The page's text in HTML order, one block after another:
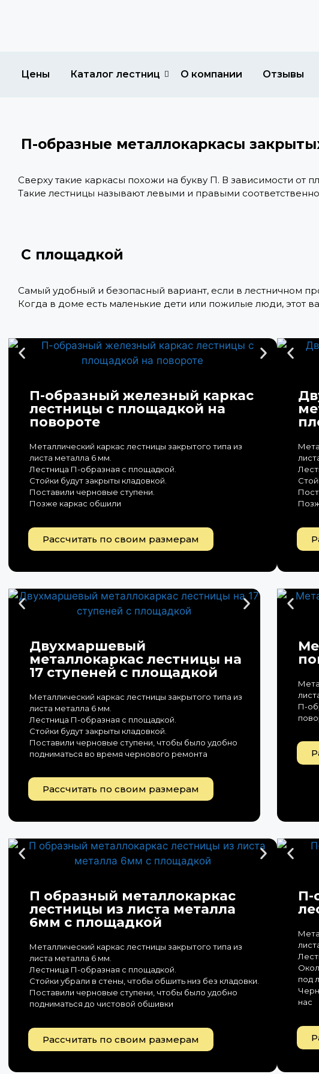
Цены Каталог лестниц О компании Отзывы
П-образные металлокаркасы
Сверху такие каркасы похожи на букву П. В зависимости от
Такие лестницы называют левыми и правыми соответственно
С площадкой
Самый удобный и безопасный вариант, если в лестничном
Когда в доме есть маленькие дети или пожилые люди, этот
П-образный железный каркас
лестницы с площадкой на
повороте
Металлический каркас лестницы закрытого типа из
листа металла 6 мм.
Лестница П-образная с площадкой.
Стойки будут закрыты кладовкой.
Поставили черновые ступени.
Позже каркас обшили
Рассчитать по своим размерам
Двухмаршевый
металлокаркас лестницы на
17 ступеней с площадкой
Металлический каркас лестницы закрытого типа из
листа металла 6 мм.
Лестница П-образная с площадкой.
Стойки будут закрыты кладовкой.
Поставили черновые ступени, чтобы было удобно
подниматься во время чернового ремонта
Рассчитать по своим размерам
П-
П образный металлокаркас
лестницы из листа металла
6мм с площадкой
Металлический каркас лестницы закрытого типа из
листа металла 6 мм.
Лестница П-образная с площадкой.
Стойки убрали в стены, чтобы обшить низ без кладовки.
Поставили черновые ступени, чтобы было удобно
подниматься до чистовой обшивки
Рассчитать по своим размерам
П-
под
нас